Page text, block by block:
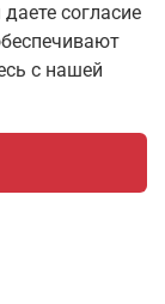
согласие
с нашей